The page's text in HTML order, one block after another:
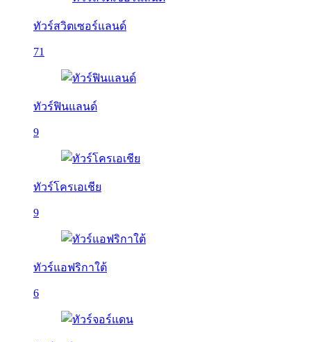
ทัวร์สวิตเซอร์แลนด์
71
ทัวร์ฟินแลนด์
9
ทัวร์โครเอเชีย
9
ทัวร์แอฟริกาใต้
6